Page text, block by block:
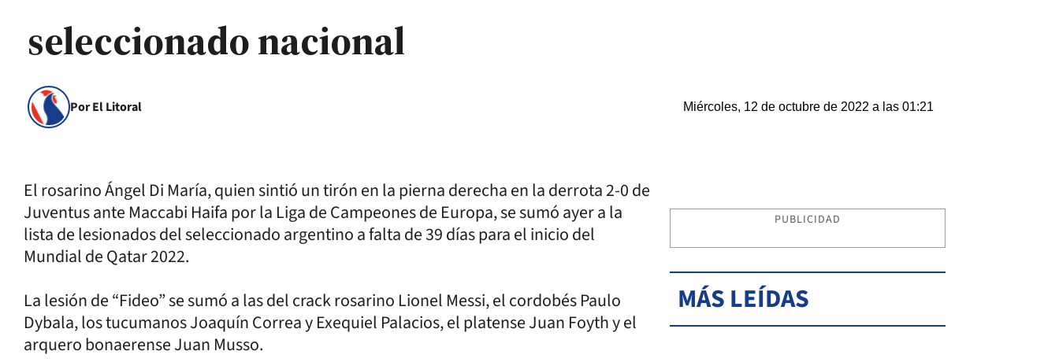
seleccionado nacional
Por El Litoral Miércoles, 12 de octubre de 2022 a las 01:21
El rosarino Ángel Di María, quien sintió un tirón en la pierna derecha en la derrota 2-0 de
Juventus ante Maccabi Haifa por la Liga de Campeones de Europa, se sumó ayer a la
lista de lesionados del seleccionado argentino a falta de 39 días para el inicio del
Mundial de Qatar 2022.
La lesión de “Fideo” se sumó a las del crack rosarino Lionel Messi, el cordobés Paulo
Dybala, los tucumanos Joaquín Correa y Exequiel Palacios, el platense Juan Foyth y el
arquero bonaerense Juan Musso.
PUBLICIDAD
MÁS LEÍDAS